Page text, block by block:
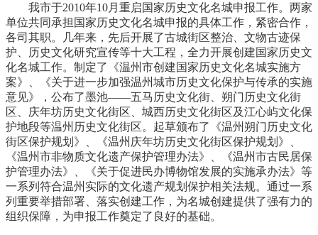
我市于2010年10月重启国家历史文化名城申报工作。两家
单位共同承担国家历史文化名城申报的具体工作，紧密合作，
各司其职。几年来，先后开展了古城街区整治、文物古迹保
护、历史文化研究宣传等十大工程，全力开展创建国家历史文
化名城工作。制定了《温州市创建国家历史文化名城实施方
案》、《关于进一步加强温州城市历史文化保护与传承的实施
意见》，公布了墨池——五马历史文化街、朔门历史文化街
区、庆年坊历史文化街区、城西历史文化街区及江心屿文化保
护地段等温州历史文化街区。起草颁布了《温州朔门历史文化
街区保护规划》、《温州庆年坊历史文化街区保护规划》、
《温州市非物质文化遗产保护管理办法》、《温州市古民居保
护管理办法》、《关于促进民办博物馆发展的实施承办法》等
一系列符合温州实际的文化遗产规划保护相关法规。通过一系
列重要举措部署、落实创建工作，为名城创建提供了强有力的
组织保障，为申报工作奠定了良好的基础。